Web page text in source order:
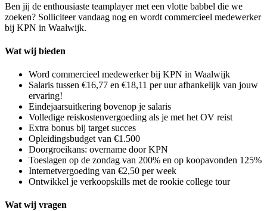
Ben jij de enthousiaste teamplayer met een vlotte babbel die we
zoeken? Solliciteer vandaag nog en wordt commercieel medewerker
bij KPN in Waalwijk.
Wat wij bieden
Word commercieel medewerker bij KPN in Waalwijk
Salaris tussen €16,77 en €18,11 per uur afhankelijk van jouw
ervaring!
Eindejaarsuitkering bovenop je salaris
Volledige reiskostenvergoeding als je met het OV reist
Extra bonus bij target succes
Opleidingsbudget van €1.500
Doorgroeikans: overname door KPN
Toeslagen op de zondag van 200% en op koopavonden 125%
Internetvergoeding van €2,50 per week
Ontwikkel je verkoopskills met de rookie college tour
Wat wij vragen